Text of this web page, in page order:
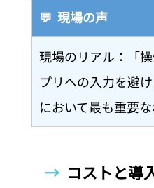
💬  現場の声
現場のリアル：「
プリへの入力を避
において最も重要
→ コストと導